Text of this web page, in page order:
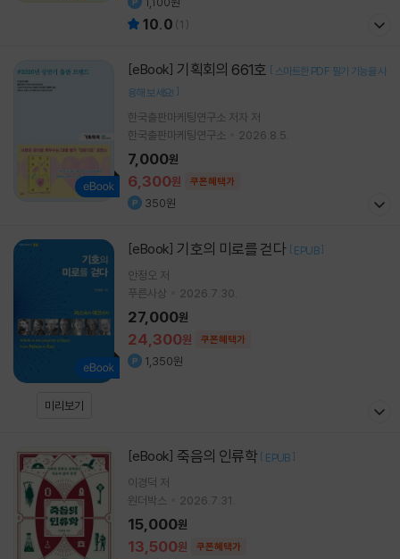
10.0 (1 )
[eBook] 기획회의 661호 [ 스마트한 PDF 필기 기능을 사
용해 보세요! ]
한국출판마케팅연구소 저자 저
한국출판마케팅연구소
2026.8.5.
6,300원 쿠폰혜택가
7,000원
350원
미리보기
[eBook] 기호의 미로를 걷다 [ EPUB ]
안정오 저
푸른사상
2026.7.30.
24,300원 쿠폰혜택가
27,000원
1,350원
[eBook] 죽음의 인류학 [ EPUB ]
이경덕 저
원더박스
2026.7.31.
13,500원 쿠폰혜택가
15,000원